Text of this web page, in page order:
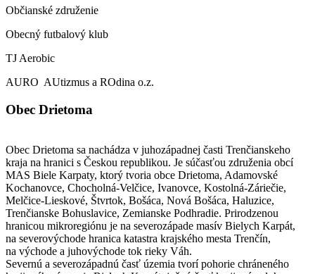
Občianské združenie
Obecný futbalový klub
TJ Aerobic
AURO AUtizmus a ROdina o.z.
Obec Drietoma
Obec Drietoma sa nachádza v juhozápadnej časti Trenčianskeho
kraja na hranici s Českou republikou. Je súčasťou združenia obcí
MAS Biele Karpaty, ktorý tvoria obce Drietoma, Adamovské
Kochanovce, Chocholná-Velčice, Ivanovce, Kostolná-Záriečie,
Melčice-Lieskové, Štvrtok, Bošáca, Nová Bošáca, Haluzice,
Trenčianske Bohuslavice, Zemianske Podhradie. Prirodzenou
hranicou mikroregiónu je na severozápade masív Bielych Karpát,
na severovýchode hranica katastra krajského mesta Trenčín,
na východe a juhovýchode tok rieky Váh.
Severnú a severozápadnú časť územia tvorí pohorie chráneného